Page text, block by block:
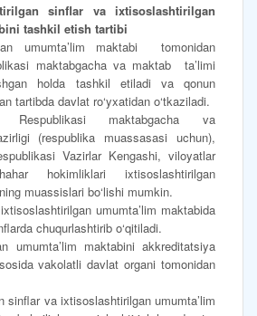
sinflar va ixtisoslashtirilgan
tashkil etish tartibi
umumta’lim maktabi tomonidan
maktabgacha va maktab ta’limi
holda tashkil etiladi va qonun
tartibda davlat ro‘yxatidan o‘tkaziladi.
Respublikasi maktabgacha va
(respublika muassasasi uchun),
Vazirlar Kengashi, viloyatlar
hokimliklari ixtisoslashtirilgan
muassislari bo‘lishi mumkin.
umumta’lim maktabida
chuqurlashtirib o‘qitiladi.
umumta’lim maktabini akkreditatsiya
vakolatli davlat organi tomonidan
sinflar va ixtisoslashtirilgan umumta’lim